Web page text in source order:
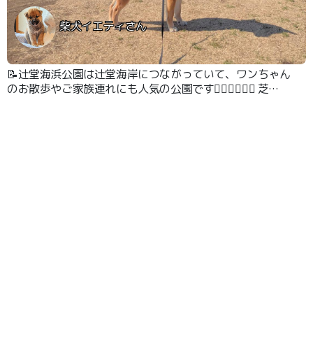
柴犬イエティさん
📝辻堂海浜公園は辻堂海岸につながっていて、ワンちゃん
のお散歩やご家族連れにも人気の公園です🐕‍🦺🧑‍🤝‍🧑💨 芝